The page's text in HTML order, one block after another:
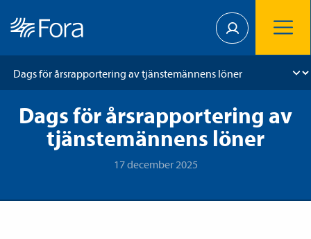
Dags för årsrapportering av
tjänstemännens löner
17 december 2025